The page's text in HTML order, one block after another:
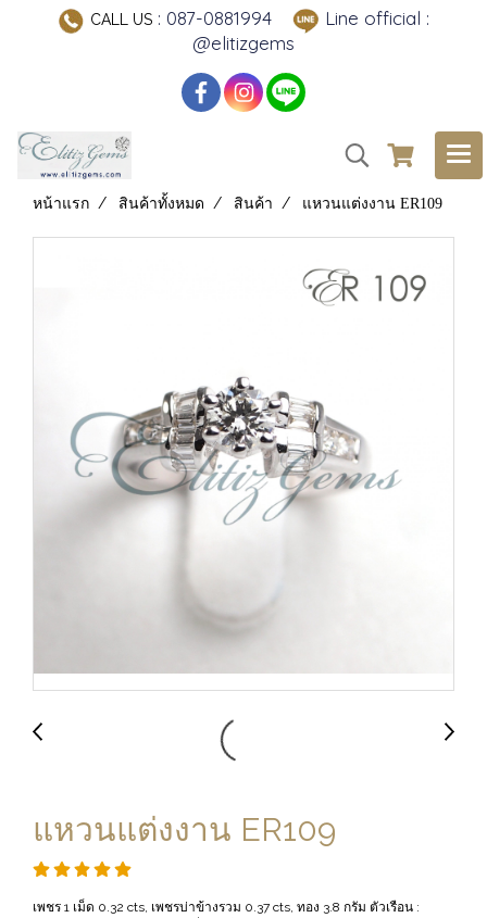
CALL US: 087-0881994
Line official :
@elitizgems
หน้าแรก สินค้าทั้งหมด สินค้า แหวนแต่งงาน ER109
แหวนแต่งงาน ER109
เพชร 1 เม็ด 0.32 cts, เพชรบ่าข้างรวม 0.37 cts, ทอง 3.8 กรัม ตัวเรือน :